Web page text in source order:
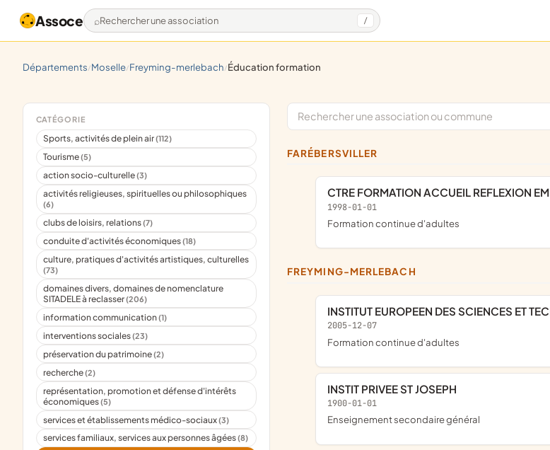
Assoce Rechercher une association /
départements/ moselle/ freyming-merlebach/ éducation formation
CATÉGORIE
Sports, activités de plein air(112)
Tourisme(5)
action socio-culturelle(3)
activités religieuses, spirituelles ou philosophiques
(6)
clubs de loisirs, relations(7)
conduite d'activités économiques(18)
culture, pratiques d'activités artistiques, culturelles
(73)
domaines divers, domaines de nomenclature
SITADELE à reclasser(206)
information communication(1)
interventions sociales(23)
préservation du patrimoine(2)
recherche(2)
représentation, promotion et défense d'intérêts
économiques(5)
services et établissements médico-sociaux(3)
services familiaux, services aux personnes âgées(8)
FARÉBERSVILLER
CTRE FORMATION ACCUEIL REFLEXION
1998-01-01
Formation continue d'adultes
FREYMING-MERLEBACH
INSTITUT EUROPEEN DES SCIENCES ET
2005-12-07
Formation continue d'adultes
INSTIT PRIVEE ST JOSEPH
1900-01-01
Enseignement secondaire général